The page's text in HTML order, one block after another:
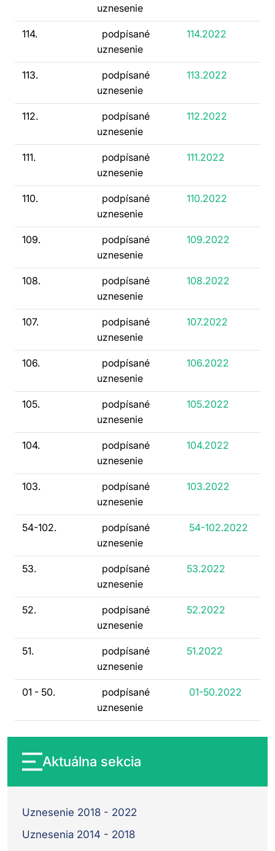
Aktuálna sekcia
Uznesenie 2018 - 2022
Uznesenia 2014 - 2018
uznesenie
114.
podpísané
uznesenie
114.2022
113.
podpísané
uznesenie
113.2022
112.
podpísané
uznesenie
112.2022
111.
podpísané
uznesenie
111.2022
110.
podpísané
uznesenie
110.2022
109.
podpísané
uznesenie
109.2022
108.
podpísané
uznesenie
108.2022
107.
podpísané
uznesenie
107.2022
106.
podpísané
uznesenie
106.2022
105.
podpísané
uznesenie
105.2022
104.
podpísané
uznesenie
104.2022
103.
podpísané
uznesenie
103.2022
54-102.
podpísané
uznesenie
54-102.2022
53.
podpísané
uznesenie
53.2022
52.
podpísané
uznesenie
52.2022
51.
podpísané
uznesenie
51.2022
01 - 50.
podpísané
uznesenie
01-50.2022